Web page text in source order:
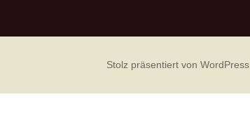
Stolz präsentiert von WordPress